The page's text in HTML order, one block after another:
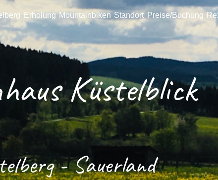
Erholung Mountainbiken Standort Preise/Buchung
Küstelblick
rg - Sauerland